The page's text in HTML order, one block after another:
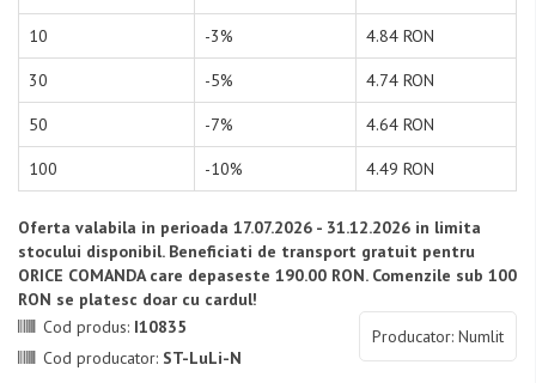
10 -3% 4.84 RON
30 -5% 4.74 RON
50 -7% 4.64 RON
100 -10% 4.49 RON
Oferta valabila in perioada 17.07.2026 - 31.12.2026 in limita
stocului disponibil. Beneficiati de transport gratuit pentru
ORICE COMANDA care depaseste 190.00 RON. Comenzile sub 100
RON se platesc doar cu cardul!
Producator: Numlit
Cod produs: I10835
Cod producator: ST-LuLi-N